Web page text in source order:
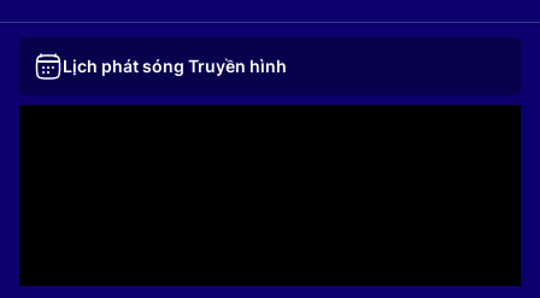
Lịch phát sóng Truyền hình